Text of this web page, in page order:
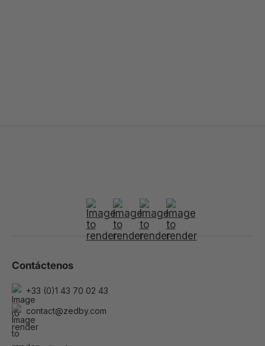
Contáctenos
+33 (0)1 43 70 02 43
contact@zedby.com